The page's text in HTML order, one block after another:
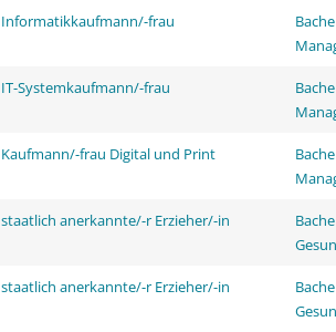
Informatikkaufmann/-frau
IT-Systemkaufmann/-frau
Kaufmann/-frau Digital und Print
staatlich anerkannte/-r Erzieher/-in
staatlich anerkannte/-r Erzieher/-in